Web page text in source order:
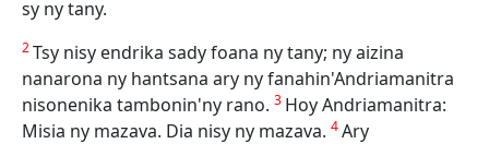
sy ny tany.
2Tsy nisy endrika sady foana ny tany; ny aizina
nanarona ny hantsana ary ny fanahin'Andriamanitra
nisonenika tambonin'ny rano. 3 Hoy Andriamanitra:
Misia ny mazava. Dia nisy ny mazava. 4Ary